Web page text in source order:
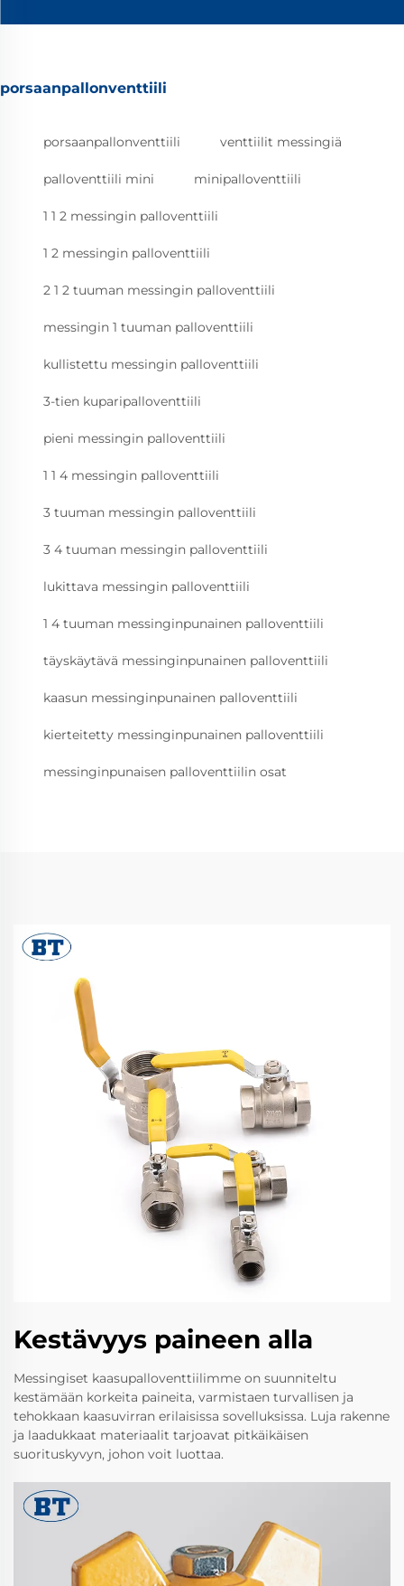
porsaanpallonventtiili
porsaanpallonventtiili venttiilit messingiä
palloventtiili mini minipalloventtiili
1 1 2 messingin palloventtiili
1 2 messingin palloventtiili
2 1 2 tuuman messingin palloventtiili
messingin 1 tuuman palloventtiili
kullistettu messingin palloventtiili
3-tien kuparipalloventtiili
pieni messingin palloventtiili
1 1 4 messingin palloventtiili
3 tuuman messingin palloventtiili
3 4 tuuman messingin palloventtiili
lukittava messingin palloventtiili
1 4 tuuman messinginpunainen palloventtiili
täyskäytävä messinginpunainen palloventtiili
kaasun messinginpunainen palloventtiili
kierteitetty messinginpunainen palloventtiili
messinginpunaisen palloventtiilin osat
Kestävyys paineen alla
Messingiset kaasupalloventtiilimme on suunniteltu
kestämään korkeita paineita, varmistaen turvallisen ja
tehokkaan kaasuvirran erilaisissa sovelluksissa. Luja rakenne
ja laadukkaat materiaalit tarjoavat pitkäikäisen
suorituskyvyn, johon voit luottaa.